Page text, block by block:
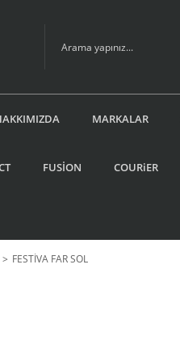
MARKALAR
FUSİON COURiER
FESTİVA FAR SOL